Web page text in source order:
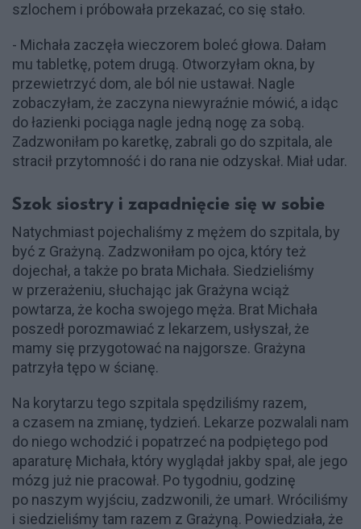
szlochem i próbowała przekazać, co się stało.
- Michała zaczęła wieczorem boleć głowa. Dałam
mu tabletkę, potem drugą. Otworzyłam okna, by
przewietrzyć dom, ale ból nie ustawał. Nagle
zobaczyłam, że zaczyna niewyraźnie mówić, a idąc
do łazienki pociąga nagle jedną nogę za sobą.
Zadzwoniłam po karetkę, zabrali go do szpitala, ale
stracił przytomność i do rana nie odzyskał. Miał udar.
Szok siostry i zapadnięcie się w sobie
Natychmiast pojechaliśmy z mężem do szpitala, by
być z Grażyną. Zadzwoniłam po ojca, który też
dojechał, a także po brata Michała. Siedzieliśmy
w przerażeniu, słuchając jak Grażyna wciąż
powtarza, że kocha swojego męża. Brat Michała
poszedł porozmawiać z lekarzem, usłyszał, że
mamy się przygotować na najgorsze. Grażyna
patrzyła tępo w ścianę.
Na korytarzu tego szpitala spędziliśmy razem,
a czasem na zmianę, tydzień. Lekarze pozwalali nam
do niego wchodzić i popatrzeć na podpiętego pod
aparaturę Michała, który wyglądał jakby spał, ale jego
mózg już nie pracował. Po tygodniu, godzinę
po naszym wyjściu, zadzwonili, że umarł. Wróciliśmy
i siedzieliśmy tam razem z Grażyną. Powiedziała, że